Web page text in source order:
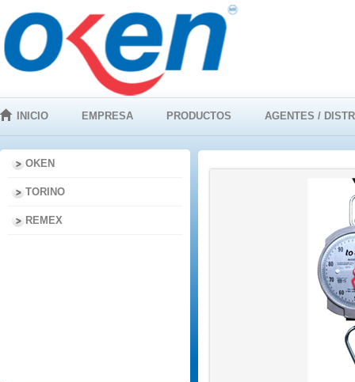
INICIO EMPRESA PRODUCTOS AGENTES /
OKEN
TORINO
REMEX